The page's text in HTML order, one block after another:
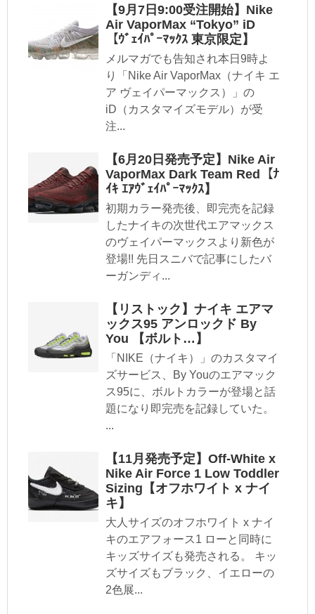
【9月7日9:00受注開始】Nike
Air VaporMax “Tokyo” iD
【ｳﾞｪｲﾊﾟｰﾏｯｸｽ 東京限定】
メルマガでも告知され本日9時よ
り「Nike Air VaporMax（ナイキ エ
ア ヴェイパーマックス）」の
iD（カスタマイズモデル）が受
注...
【6月20日発売予定】Nike Air
VaporMax Dark Team Red【ﾅ
ｲｷ ｴｱｳﾞｪｲﾊﾟｰﾏｯｸｽ】
初期カラー発売後、即完売を記録
したナイキの次世代エアマックス
のヴェイパーマックスより新色が
登場!! 先日スニバで記事にしたバ
ーガンディ...
【リストック】ナイキ エアマ
ックス95 アンロックド By
You 【ボルト…】
「NIKE（ナイキ）」のカスタマイ
ズサービス、By Youのエアマック
ス95に、ボルトカラーが登場と話
題になり即完売を記録していた。
...
【11月発売予定】Off-White x
Nike Air Force 1 Low Toddler
Sizing【オフホワイト x ナイ
キ】
大人サイズのオフホワイト x ナイ
キのエアフォース1 ローと同時に
キッズサイズも発売される。 キッ
ズサイズもブラック、イエローの
2色展...